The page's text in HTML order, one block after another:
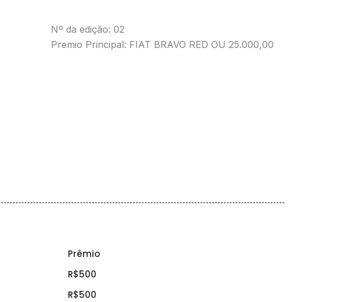
Nº da edição: 02
Premio Principal: FIAT BRAVO RED OU 25.000,00
Prêmio
R$500
R$500